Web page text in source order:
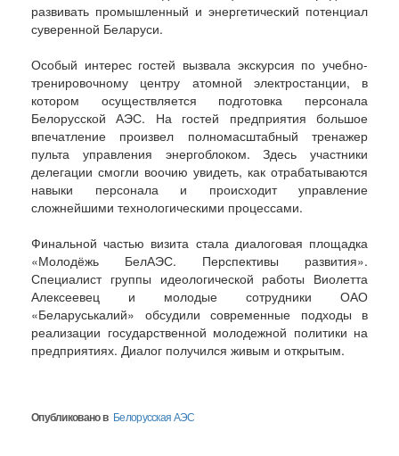
развивать промышленный и энергетический потенциал
суверенной Беларуси.
Особый интерес гостей вызвала экскурсия по учебно-
тренировочному центру атомной электростанции, в
котором осуществляется подготовка персонала
Белорусской АЭС. На гостей предприятия большое
впечатление произвел полномасштабный тренажер
пульта управления энергоблоком. Здесь участники
делегации смогли воочию увидеть, как отрабатываются
навыки персонала и происходит управление
сложнейшими технологическими процессами.
Финальной частью визита стала диалоговая площадка
«Молодёжь БелАЭС. Перспективы развития».
Специалист группы идеологической работы Виолетта
Алексеевец и молодые сотрудники ОАО
«Беларуськалий» обсудили современные подходы в
реализации государственной молодежной политики на
предприятиях. Диалог получился живым и открытым.
Опубликовано в Белорусская АЭС